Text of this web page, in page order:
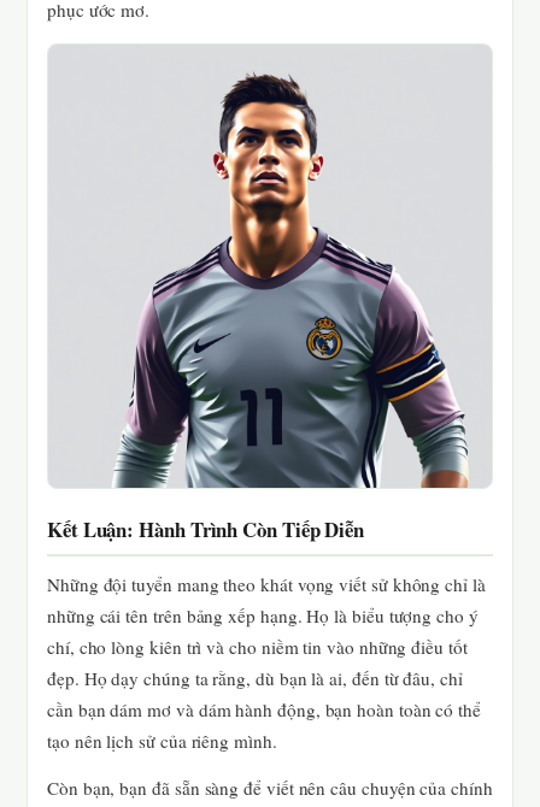
phục ước mơ.
Kết Luận: Hành Trình Còn Tiếp Diễn
Những đội tuyển mang theo khát vọng viết sử không chỉ là
những cái tên trên bảng xếp hạng. Họ là biểu tượng cho ý
chí, cho lòng kiên trì và cho niềm tin vào những điều tốt
đẹp. Họ dạy chúng ta rằng, dù bạn là ai, đến từ đâu, chỉ
cần bạn dám mơ và dám hành động, bạn hoàn toàn có thể
tạo nên lịch sử của riêng mình.
Còn bạn, bạn đã sẵn sàng để viết nên câu chuyện của chính